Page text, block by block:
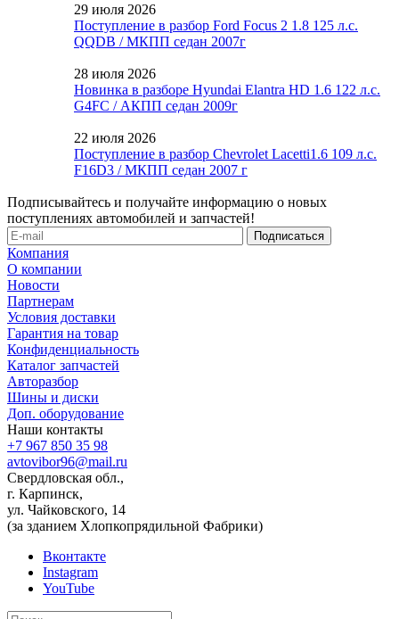
29 июля 2026
Поступление в разбор Ford Focus 2 1.8 125 л.с.
QQDB / МКПП седан 2007г
28 июля 2026
Новинка в разборе Hyundai Elantra HD 1.6 122 л.с.
G4FC / АКПП седан 2009г
22 июля 2026
Поступление в разбор Chevrolet Lacetti1.6 109 л.с.
F16D3 / МКПП седан 2007 г
Подписывайтесь и получайте информацию о новых
поступлениях автомобилей и запчастей!
Компания
О компании
Новости
Партнерам
Условия доставки
Гарантия на товар
Конфиденциальность
Каталог запчастей
Авторазбор
Шины и диски
Доп. оборудование
Наши контакты
+7 967 850 35 98
avtovibor96@mail.ru
Свердловская обл.,
г. Карпинск,
ул. Чайковского, 14
(за зданием Хлопкопрядильной Фабрики)
Вконтакте
Instagram
YouTube